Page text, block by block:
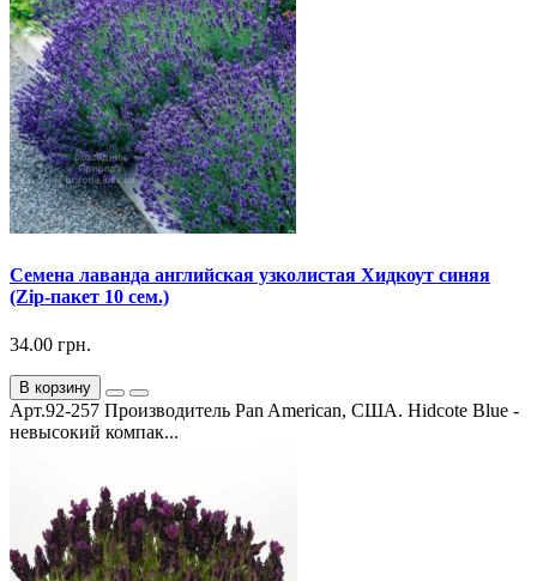
Семена лаванда английская узколистая Хидкоут синяя
(Zip-пакет 10 сем.)
34.00 грн.
В корзину
Арт.92-257 Производитель Pan American, США. Hidcote Blue -
невысокий компак...